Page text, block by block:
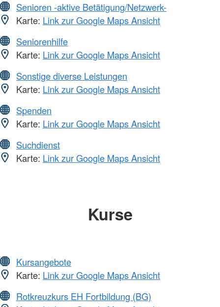
Senioren -aktive Betätigung/Netzwerk-
Karte: Link zur Google Maps Ansicht
Seniorenhilfe
Karte: Link zur Google Maps Ansicht
Sonstige diverse Leistungen
Karte: Link zur Google Maps Ansicht
Spenden
Karte: Link zur Google Maps Ansicht
Suchdienst
Karte: Link zur Google Maps Ansicht
Kurse
Kursangebote
Karte: Link zur Google Maps Ansicht
Rotkreuzkurs EH Fortbildung (BG)